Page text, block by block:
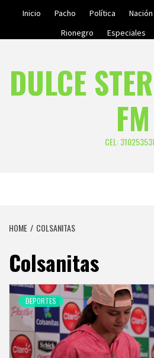
Inicio Pacho Política Nación
Rionegro
Especiales
DULCE
FM
CEL:
HOME COLSANITAS
Colsanitas
DEPORTES